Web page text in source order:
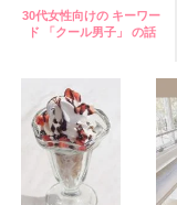
※　完結しました。
大村家シリーズ⭐︎
Story1　身代わり婚
Story2　もう一度恋
Storiy3　恋する政略
水原加奈　24歳
株式会社『Ra-Ra』
穂積秋　27歳
株式会社『Ra-Ra』
「君の恋人は浮気し
斎藤 麻衣子
(さいとう まいこ)
藤宮圭一
30代女性向けの キーワー
ド 「クール男子」 の話